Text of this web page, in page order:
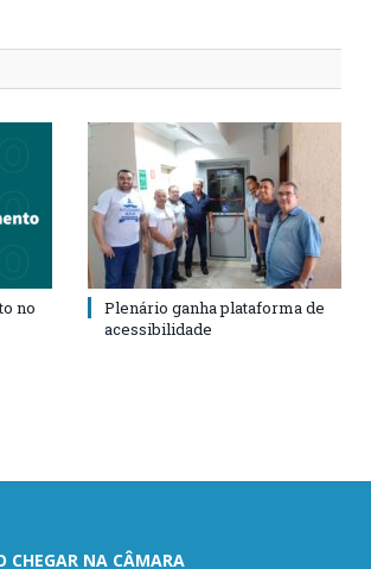
no
Plenário ganha plataforma de
acessibilidade
CHEGAR NA CÂMARA